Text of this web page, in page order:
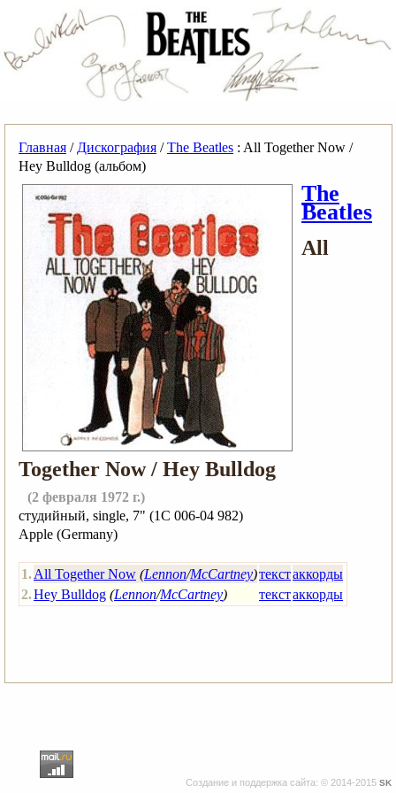
Главная / Дискография /The Beatles : All Together Now /
Hey Bulldog (альбом)
The
Beatles
All
Together Now / Hey Bulldog
(2 февраля 1972 г.)
студийный, single, 7" (1C 006-04 982)
Apple (Germany)
1.All Together Now (Lennon/McCartney)текстаккорды
2.Hey Bulldog (Lennon/McCartney) текстаккорды
Создание и поддержка сайта: © 2014-2015 SK